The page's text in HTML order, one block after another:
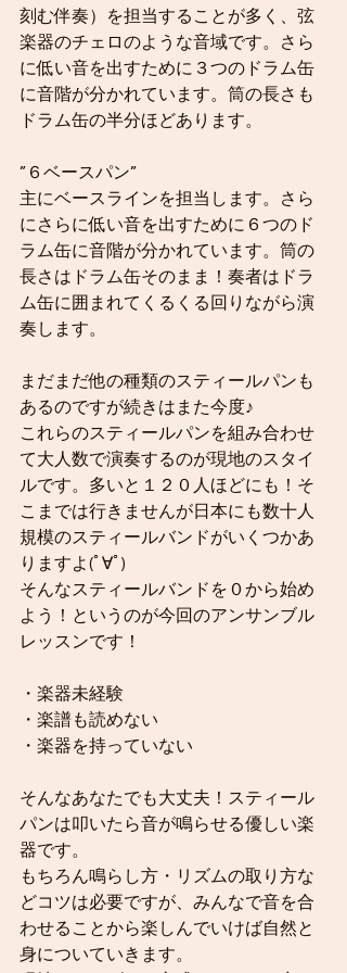
刻む伴奏）を担当することが多く、弦
楽器のチェロのような音域です。さら
に低い音を出すために３つのドラム缶
に音階が分かれています。筒の長さも
ドラム缶の半分ほどあります。
”６ベースパン”
主にベースラインを担当します。さら
にさらに低い音を出すために６つのド
ラム缶に音階が分かれています。筒の
長さはドラム缶そのまま！奏者はドラ
ム缶に囲まれてくるくる回りながら演
奏します。
まだまだ他の種類のスティールパンも
あるのですが続きはまた今度♪
これらのスティールパンを組み合わせ
て大人数で演奏するのが現地のスタイ
ルです。多いと１２０人ほどにも！そ
こまでは行きませんが日本にも数十人
規模のスティールバンドがいくつかあ
りますよ(ﾟ∀ﾟ)
そんなスティールバンドを０から始め
よう！というのが今回のアンサンブル
レッスンです！
・楽器未経験
・楽譜も読めない
・楽器を持っていない
そんなあなたでも大丈夫！スティール
パンは叩いたら音が鳴らせる優しい楽
器です。
もちろん鳴らし方・リズムの取り方な
どコツは必要ですが、みんなで音を合
わせることから楽しんでいけば自然と
身についていきます。